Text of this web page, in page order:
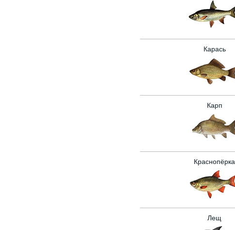
Карась
Карп
Краснопёрка
Лещ